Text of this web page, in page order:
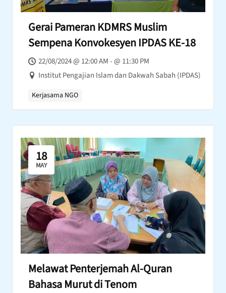
Gerai Pameran KDMRS Muslim
Sempena Konvokesyen IPDAS KE-18
22/08/2024 @ 12:00 AM - @ 11:30 PM
Institut Pengajian Islam dan Dakwah Sabah (IPDAS)
Kerjasama NGO
18
MAY
Melawat Penterjemah Al-Quran
Bahasa Murut di Tenom